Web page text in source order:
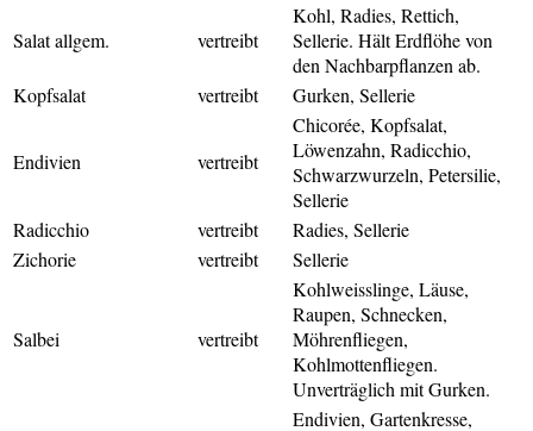
Salat allgem. vertreibt
Kohl, Radies, Rettich,
Sellerie. Hält Erdflöhe von
den Nachbarpflanzen ab.
Kopfsalat
vertreibt Gurken, Sellerie
Endivien vertreibt
Chicorée, Kopfsalat,
Löwenzahn, Radicchio,
Schwarzwurzeln, Petersilie,
Sellerie
Radicchio
vertreibt
Radies, Sellerie
Zichorie
vertreibt Sellerie
Salbei vertreibt
Kohlweisslinge, Läuse,
Raupen, Schnecken,
Möhrenfliegen,
Kohlmottenfliegen.
Unverträglich mit Gurken.
Endivien, Gartenkresse,